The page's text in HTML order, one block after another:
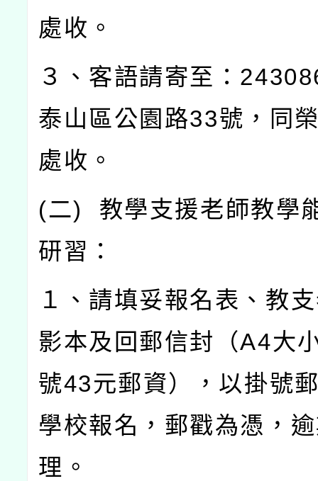
處收。
３、客語請寄至：
泰山區公園路33號，同
處收。
(二) 教學支援老師教學
研習：
１、請填妥報名表、教
影本及回郵信封（A4大
號43元郵資），以掛號
學校報名，郵戳為憑，
理。